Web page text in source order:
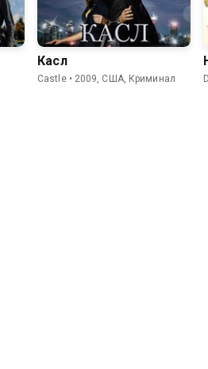
Касл
Castle • 2009, США, Криминал